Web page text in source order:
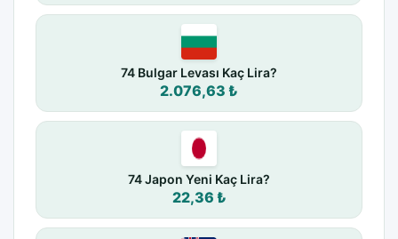
74 Bulgar Levası Kaç Lira?
2.076,63 ₺
74 Japon Yeni Kaç Lira?
22,36 ₺